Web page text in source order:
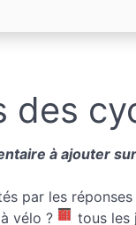
des
à ajouter
par les
vélo ?
tous les